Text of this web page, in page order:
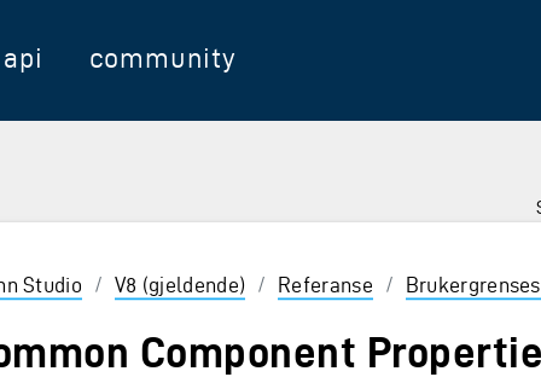
api community
for å velge
Studio / V8 (gjeldende) / Referanse /
Component